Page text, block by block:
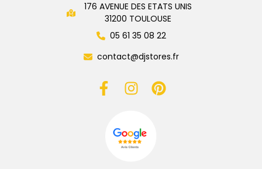
176 AVENUE DES ETATS UNIS
31200 TOULOUSE
05 61 35 08 22
contact@djstores.fr